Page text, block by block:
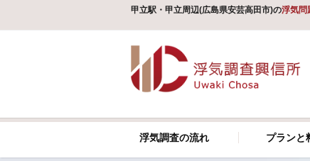
甲立駅・甲立周辺(広島県安芸高田市)の浮気問
浮気調査の流れ プランと